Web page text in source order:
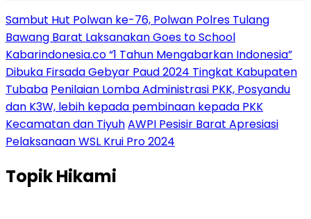
Sambut Hut Polwan ke-76, Polwan Polres Tulang
Bawang Barat Laksanakan Goes to School
Kabarindonesia.co “1 Tahun Mengabarkan Indonesia”
Dibuka Firsada Gebyar Paud 2024 Tingkat Kabupaten
Tubaba Penilaian Lomba Administrasi PKK, Posyandu
dan K3W, lebih kepada pembinaan kepada PKK
Kecamatan dan TiyuhAWPI Pesisir Barat Apresiasi
Pelaksanaan WSL Krui Pro 2024
TopikHikami